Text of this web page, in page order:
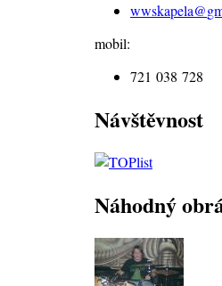
wwskapela@
mobil:
721 038 728
Návštěvnost
Náhodný